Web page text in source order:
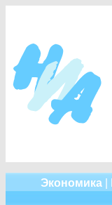
Экономика|